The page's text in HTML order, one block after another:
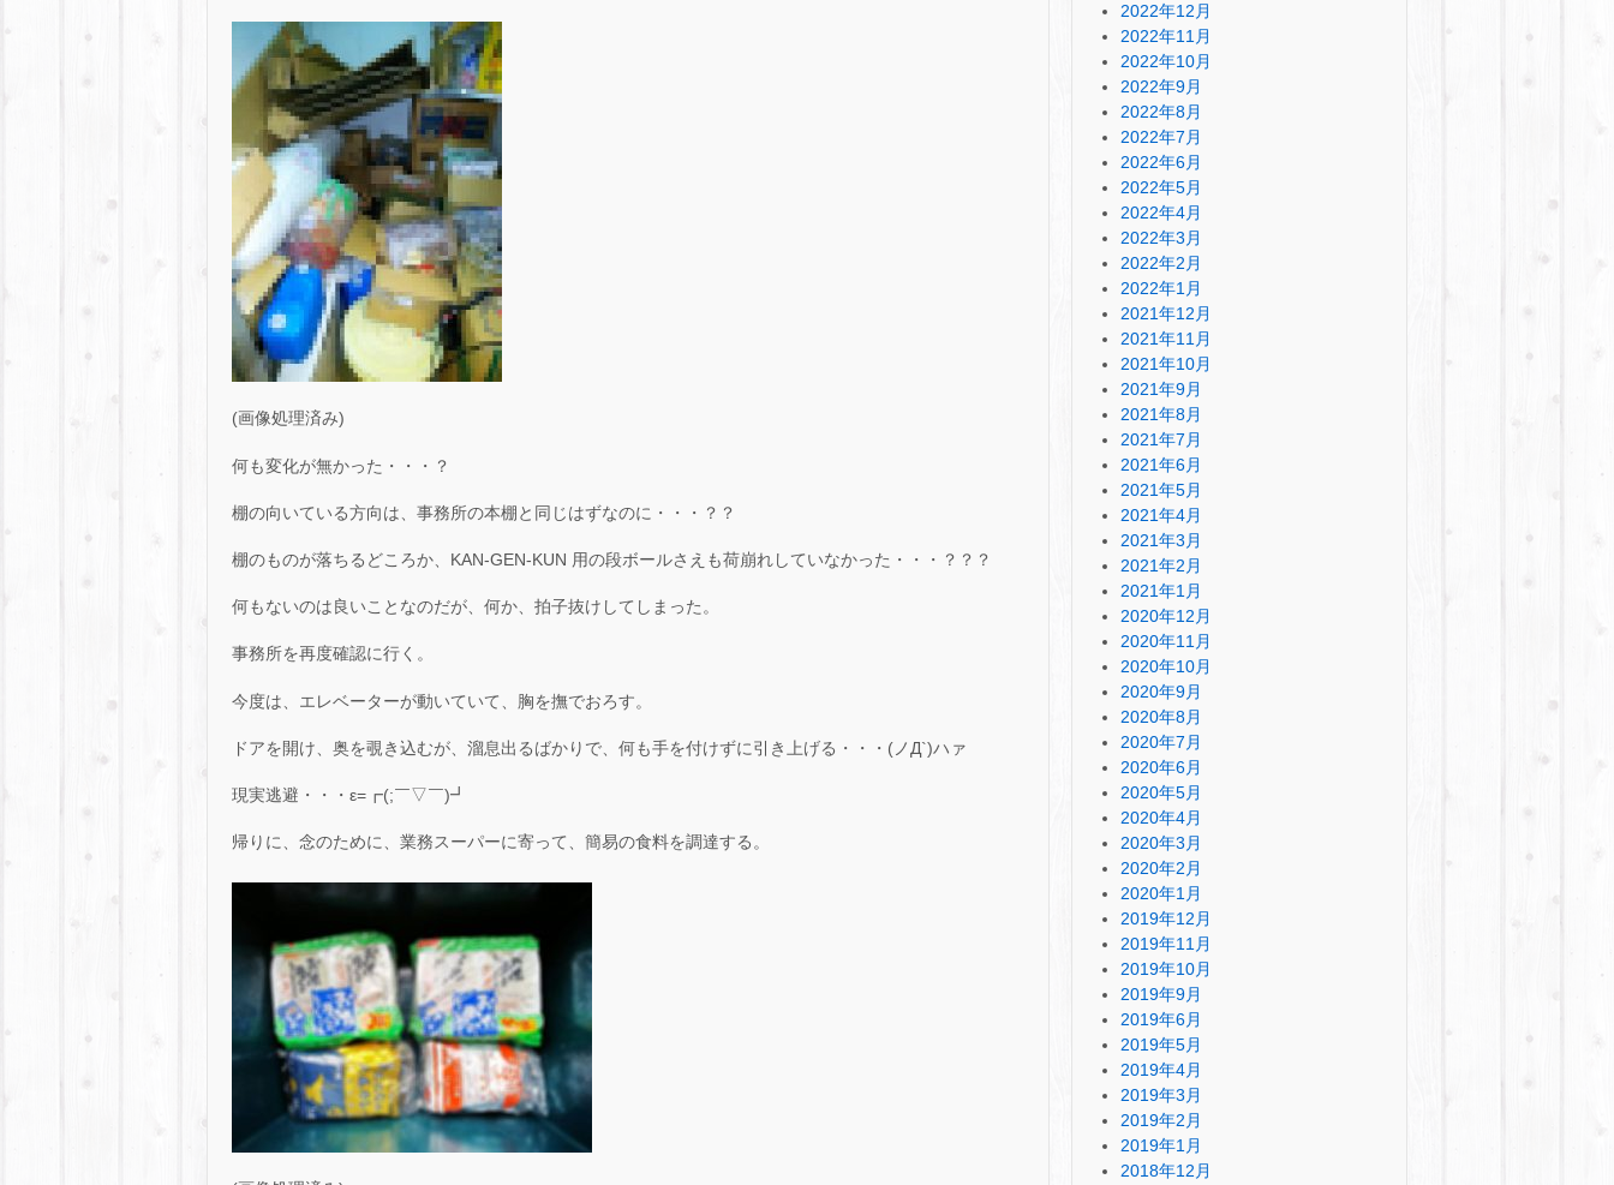
(画像処理済み)
何も変化が無かった・・・？
棚の向いている方向は、事務所の本棚と同じはずなのに・・・？？
棚のものが落ちるどころか、KAN-GEN-KUN 用の段ボールさえも荷崩れしていなかった・・・？？？
何もないのは良いことなのだが、何か、拍子抜けしてしまった。
事務所を再度確認に行く。
今度は、エレベーターが動いていて、胸を撫でおろす。
ドアを開け、奥を覗き込むが、溜息出るばかりで、何も手を付けずに引き上げる・・・(ノД`)ハァ
現実逃避・・・ε=┏(;￣▽￣)┛
帰りに、念のために、業務スーパーに寄って、簡易の食料を調達する。
2022年12月
2022年11月
2022年10月
2022年9月
2022年8月
2022年7月
2022年6月
2022年5月
2022年4月
2022年3月
2022年2月
2022年1月
2021年12月
2021年11月
2021年10月
2021年9月
2021年8月
2021年7月
2021年6月
2021年5月
2021年4月
2021年3月
2021年2月
2021年1月
2020年12月
2020年11月
2020年10月
2020年9月
2020年8月
2020年7月
2020年6月
2020年5月
2020年4月
2020年3月
2020年2月
2020年1月
2019年12月
2019年11月
2019年10月
2019年9月
2019年6月
2019年5月
2019年4月
2019年3月
2019年2月
2019年1月
2018年12月